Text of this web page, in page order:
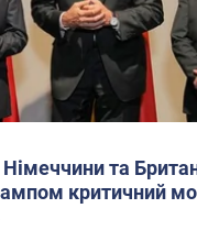
та
критичний